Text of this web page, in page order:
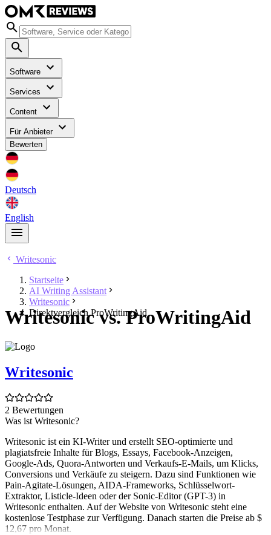
Software
Services
Content
Für Anbieter
Bewerten
Deutsch
English
Writesonic
Startseite
AI Writing Assistant
Writesonic
Direktvergleich ProWritingAid
Writesonic vs. ProWritingAid
Writesonic
2 Bewertungen
Was ist Writesonic?
Writesonic ist ein KI-Writer und erstellt SEO-optimierte und
plagiatsfreie Inhalte für Blogs, Essays, Facebook-Anzeigen,
Google-Ads, Quora-Antworten und Verkaufs-E-Mails, um Klicks,
Conversions und Verkäufe zu steigern. Dazu sind Funktionen wie
Pain-Agitate-Lösungen, AIDA-Frameworks, Schlüsselwort-
Extraktor, Listicle-Ideen oder der Sonic-Editor (GPT-3) in
Writesonic enthalten. Auf der Website von Writesonic steht eine
kostenlose Testphase zur Verfügung. Danach starten die Preise ab $
12,67 pro Monat.